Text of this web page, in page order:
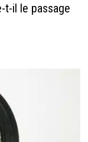
t-il le passage